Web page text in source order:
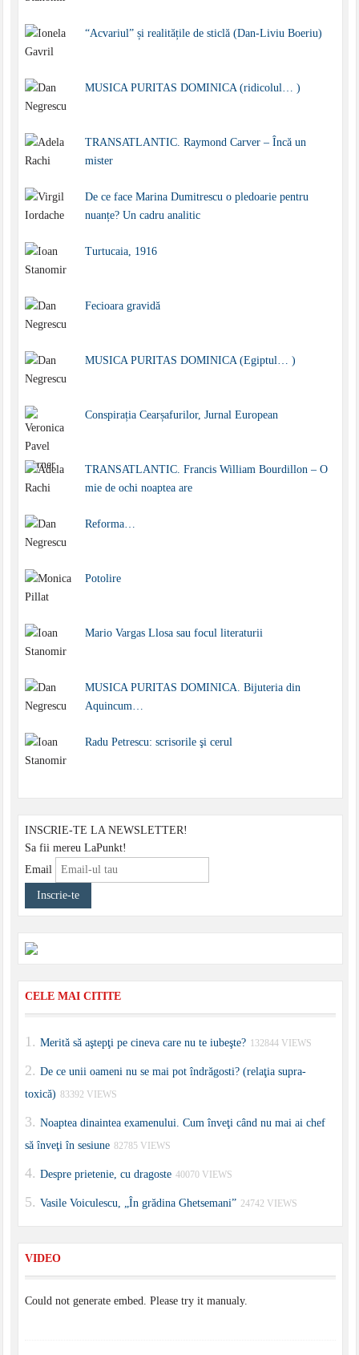
“Acvariul” și realitățile de sticlă (Dan-Liviu Boeriu)
MUSICA PURITAS DOMINICA (ridicolul… )
TRANSATLANTIC. Raymond Carver – Încă un
mister
De ce face Marina Dumitrescu o pledoarie pentru
nuanțe? Un cadru analitic
Turtucaia, 1916
Fecioara gravidă
MUSICA PURITAS DOMINICA (Egiptul… )
Conspirația Cearșafurilor, Jurnal European
TRANSATLANTIC. Francis William Bourdillon – O
mie de ochi noaptea are
Reforma…
Potolire
Mario Vargas Llosa sau focul literaturii
MUSICA PURITAS DOMINICA. Bijuteria din
Aquincum…
Radu Petrescu: scrisorile şi cerul
INSCRIE-TE LA NEWSLETTER!
Sa fii mereu LaPunkt!
Email
CELE MAI CITITE
Merită să aştepţi pe cineva care nu te iubeşte? 132844 VIEWS
De ce unii oameni nu se mai pot îndrăgosti? (relaţia supra-
toxică) 83392 VIEWS
Noaptea dinaintea examenului. Cum înveţi când nu mai ai chef
să înveţi în sesiune 82785 VIEWS
Despre prietenie, cu dragoste 40070 VIEWS
Vasile Voiculescu, „În grădina Ghetsemani” 24742 VIEWS
VIDEO
Could not generate embed. Please try it manualy.